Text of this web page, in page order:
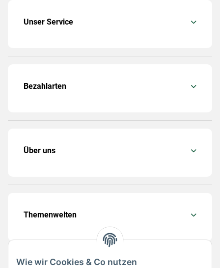
Wie wir Cookies & Co nutzen
Unser Service
Bezahlarten
Über uns
Themenwelten